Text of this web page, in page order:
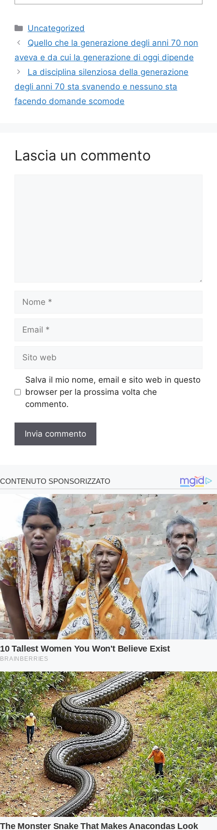
Categorie
Uncategorized
Quello che la generazione degli anni 70 non
aveva e da cui la generazione di oggi dipende
La disciplina silenziosa della generazione
degli anni 70 sta svanendo e nessuno sta
facendo domande scomode
Lascia un commento
web
Salva il mio nome, email e sito web in questo
browser per la prossima volta che
commento.